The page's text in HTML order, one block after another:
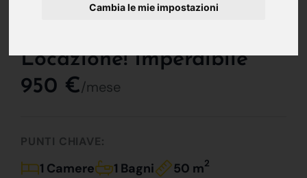
Cambia le mie impostazioni
Locazione! Imperdibile
950 €/mese
PUNTI CHIAVE:
1 Camere 1 Bagni 50 m2